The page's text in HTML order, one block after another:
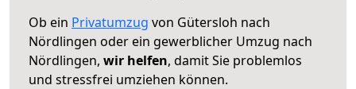
Ob ein Privatumzug von Gütersloh nach
Nördlingen oder ein gewerblicher Umzug nach
Nördlingen, wir helfen, damit Sie problemlos
und stressfrei umziehen können.